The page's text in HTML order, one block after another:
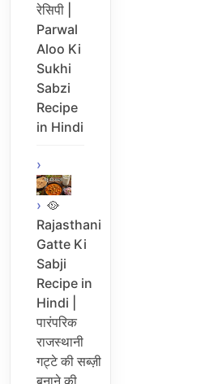
रेसिपी |
Parwal
Aloo Ki
Sukhi
Sabzi
Recipe
in Hindi
🥘
Rajasthani
Gatte Ki
Sabji
Recipe in
Hindi |
पारंपरिक
राजस्थानी
गट्टे की सब्ज़ी
बनाने की